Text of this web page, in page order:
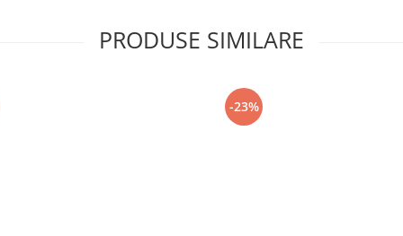
PRODUSE SIMILARE
-23%